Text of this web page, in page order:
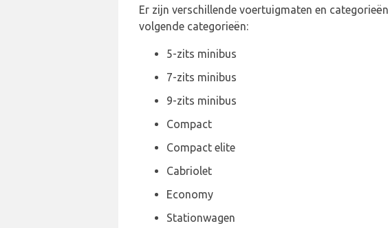
Er zijn verschillende voertuigmaten en
volgende categorieën:
5-zits minibus
7-zits minibus
9-zits minibus
Compact
Compact elite
Cabriolet
Economy
Stationwagen